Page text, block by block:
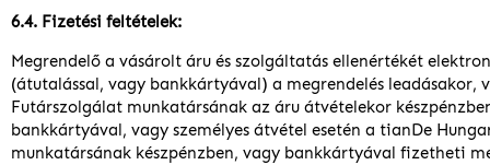
6.4. Fizetési feltételek:
Megrendelő a vásárolt áru és szolgáltatás ellenértékét
(átutalással, vagy bankkártyával) a megrendelés leadásakor,
Futárszolgálat munkatársának az áru átvételekor
bankkártyával, vagy személyes átvétel esetén a tianDe
munkatársának készpénzben, vagy bankkártyával fizetheti